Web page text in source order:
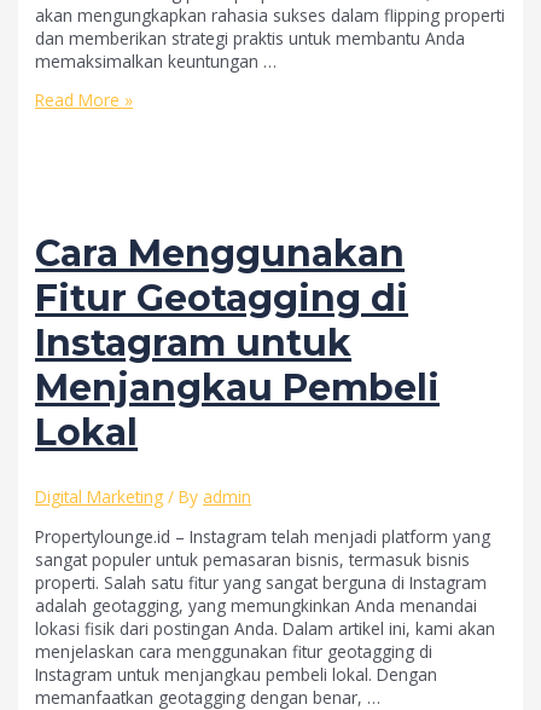
akan mengungkapkan rahasia sukses dalam flipping properti
dan memberikan strategi praktis untuk membantu Anda
memaksimalkan keuntungan …
Rahasia
untuk
Maksimalkan
Keuntungan
Read More »
Cara Menggunakan
Fitur Geotagging di
Instagram untuk
Menjangkau Pembeli
Lokal
Digital Marketing / By admin
Propertylounge.id – Instagram telah menjadi platform yang
sangat populer untuk pemasaran bisnis, termasuk bisnis
properti. Salah satu fitur yang sangat berguna di Instagram
adalah geotagging, yang memungkinkan Anda menandai
lokasi fisik dari postingan Anda. Dalam artikel ini, kami akan
menjelaskan cara menggunakan fitur geotagging di
Instagram untuk menjangkau pembeli lokal. Dengan
memanfaatkan geotagging dengan benar, …